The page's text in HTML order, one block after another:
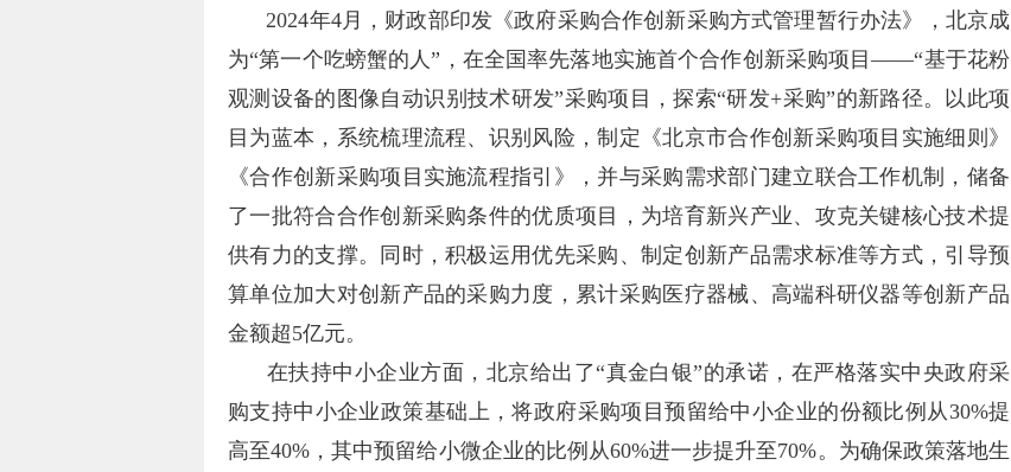
2024年4月，财政部印发《政府采购合作创新采购方式管理暂行办法》，北京成
为“第一个吃螃蟹的人”，在全国率先落地实施首个合作创新采购项目——“基于花粉
观测设备的图像自动识别技术研发”采购项目，探索“研发+采购”的新路径。以此项
目为蓝本，系统梳理流程、识别风险，制定《北京市合作创新采购项目实施细则》
《合作创新采购项目实施流程指引》，并与采购需求部门建立联合工作机制，储备
了一批符合合作创新采购条件的优质项目，为培育新兴产业、攻克关键核心技术提
供有力的支撑。同时，积极运用优先采购、制定创新产品需求标准等方式，引导预
算单位加大对创新产品的采购力度，累计采购医疗器械、高端科研仪器等创新产品
金额超5亿元。
在扶持中小企业方面，北京给出了“真金白银”的承诺，在严格落实中央政府采
购支持中小企业政策基础上，将政府采购项目预留给中小企业的份额比例从30%提
高至40%，其中预留给小微企业的比例从60%进一步提升至70%。为确保政策落地生